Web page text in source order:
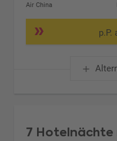
Air China
p.P.
7 Hotelnächte